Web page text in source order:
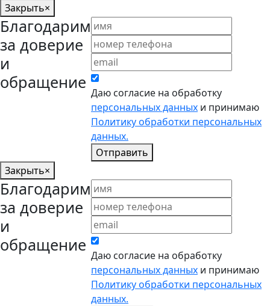
Закрыть×
Благодарим
за доверие
и
обращение
Даю согласие на обработку
персональных данных и принимаю
Политику обработки персональных
данных.
Отправить
Закрыть×
Благодарим
за доверие
и
обращение
Даю согласие на обработку
персональных данных и принимаю
Политику обработки персональных
данных.